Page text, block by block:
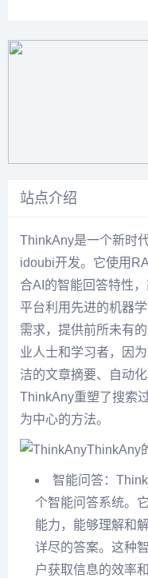
站点介绍
ThinkAny是一个新时
idoubi开发。它使用
合AI的智能回答特性
平台利用先进的机器
需求，提供前所未有
业人士和学习者，因
洁的文章摘要、自动
ThinkAny重塑了搜索
为中心的方法。
ThinkAny
智能问答：
个智能问答系统。
能力，能够理解和
详尽的答案。这种
户获取信息的效率